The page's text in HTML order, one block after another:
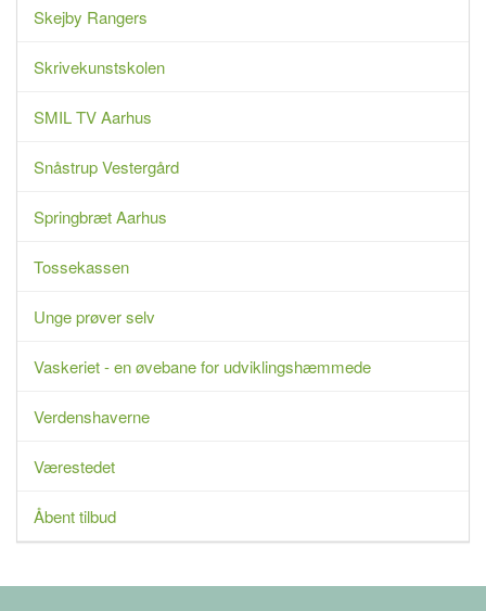
Skejby Rangers
Skrivekunstskolen
SMIL TV Aarhus
Snåstrup Vestergård
Springbræt Aarhus
Tossekassen
Unge prøver selv
Vaskeriet - en øvebane for udviklingshæmmede
Verdenshaverne
Værestedet
Åbent tilbud